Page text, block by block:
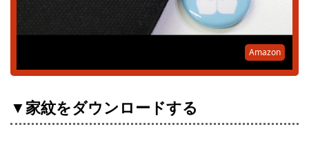
Amazon
▼家紋をダウンロードする